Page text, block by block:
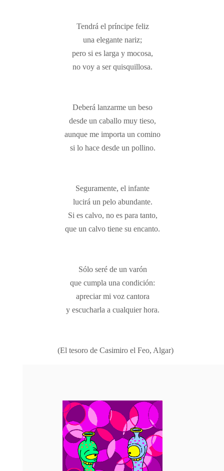
Tendrá el príncipe feliz
una elegante nariz;
pero si es larga y mocosa,
no voy a ser quisquillosa.
Deberá lanzarme un beso
desde un caballo muy tieso,
aunque me importa un comino
si lo hace desde un pollino.
Seguramente, el infante
lucirá un pelo abundante.
Si es calvo, no es para tanto,
que un calvo tiene su encanto.
Sólo seré de un varón
que cumpla una condición:
apreciar mi voz cantora
y escucharla a cualquier hora.
(El tesoro de Casimiro el Feo, Algar)